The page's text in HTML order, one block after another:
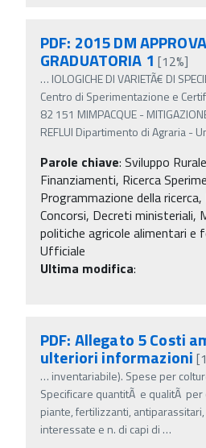
PDF: 2015 DM
GRADUATORIA 1 [12%]
… IOLOGICHE DI VARIETÃ€ DI
Centro di Sperimentazione e
82 151 MIMPACQUE -
REFLUI Dipartimento di Agraria -
Parole chiave: Sviluppo
Finanziamenti, Ricerca
Programmazione della
Concorsi, Decreti ministeriali,
politiche agricole alimentari
Ufficiale
Ultima modifica:
PDF: Allegato 5 Costi
ulteriori informazioni
… inventariabile). Spese per
Specificare quantitÃ e qualitÃ
piante, fertilizzanti,
interessate e n. di capi di …